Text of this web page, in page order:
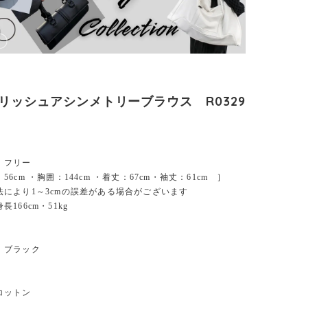
ッシュアシンメトリーブラウス R0329
リー
56cm ・胸囲：144cm ・着丈：67cm・袖丈：61cm ］
より1～3cmの誤差がある場合がございます
166cm・51kg
ラック
トン